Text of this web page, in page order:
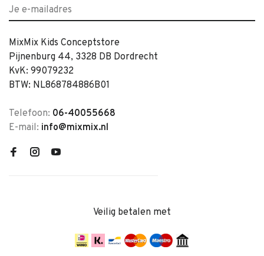
MixMix Kids Conceptstore
Pijnenburg 44, 3328 DB Dordrecht
KvK: 99079232
BTW: NL868784886B01
Telefoon: 06-40055668
E-mail: info@mixmix.nl
Veilig betalen met